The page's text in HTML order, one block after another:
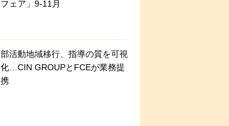
フェア」9-11月
部活動地域移行、指導の質を可視
化…CIN GROUPとFCEが業務提
携